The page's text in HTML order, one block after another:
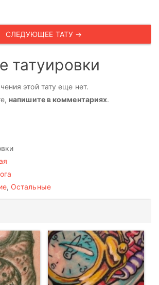
СЛЕДУЮЩЕЕ ТАТУ →
татуировки
этой тату еще нет.
напишите в комментариях.
, Остальные